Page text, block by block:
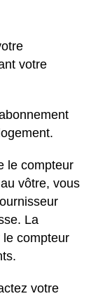
votre
le compteur
vôtre, vous
La
le compteur
votre